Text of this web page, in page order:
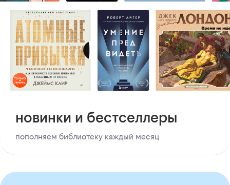
новинки и бестселлеры
пополняем библиотеку каждый месяц